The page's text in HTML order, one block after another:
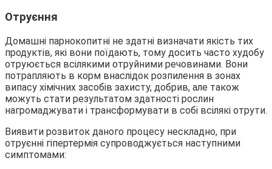
Отруєння
Домашні парнокопитні не здатні визначати якість тих
продуктів, які вони поїдають, тому досить часто худобу
отруюється всілякими отруйними речовинами. Вони
потрапляють в корм внаслідок розпилення в зонах
випасу хімічних засобів захисту, добрив, але також
можуть стати результатом здатності рослин
нагромаджувати і трансформувати в собі всілякі отрути.
Виявити розвиток даного процесу нескладно, при
отруєнні гіпертермія супроводжується наступними
симптомами: